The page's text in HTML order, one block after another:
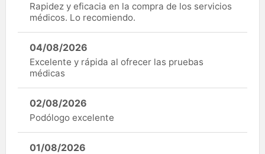
Rapidez y eficacia en la compra de los servicios
médicos. Lo recomiendo.
04/08/2026
Excelente y rápida al ofrecer las pruebas
médicas
02/08/2026
Podólogo excelente
01/08/2026